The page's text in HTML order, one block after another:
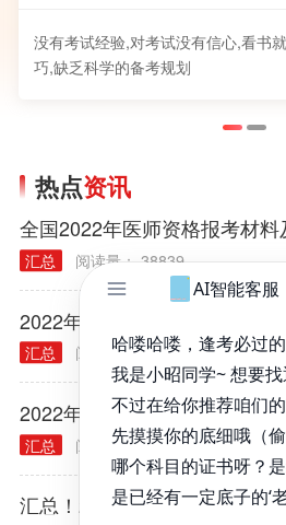
没有考试经验,对考试没有信心,看书
巧,缺乏科学的备考规划
热点资讯
汇总 阅读量： 38839
2022年医师资格考试报名规定
汇总 阅读量： 40314
2022年各类执业/助理医师实
汇总 阅读量： 40240
汇总！2022年全国医师资格考